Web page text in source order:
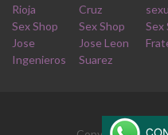
Rioja
Cruz
Sex Shop
Jose
Ingenieros
Sex Shop
Jose Leon
Suarez
Sex